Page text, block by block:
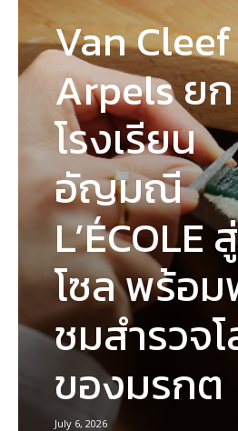
Van
Arpels ยก
โรงเรียน
อัญมณี
L’ÉCOLE
โซล พร้อ
ชมสำรวจ
ของมรกต
July 6, 2026